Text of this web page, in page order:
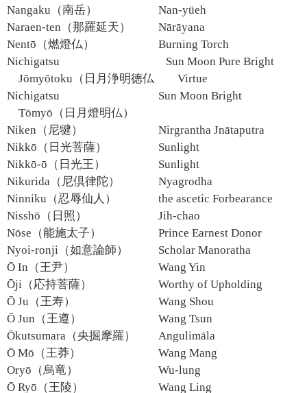
Nangaku（南岳）
Nan-yüeh
Naraen-ten（那羅延天）
Nārāyana
Nentō（燃燈仏）
Burning Torch
Nichigatsu
Jōmyōtoku（日月浄明徳仏）
Sun Moon Pure Bright
Virtue
Nichigatsu
Tōmyō（日月燈明仏）
Sun Moon Bright
Niken（尼犍）
Nirgrantha Jnātaputra
Nikkō（日光菩薩）
Sunlight
Nikkō-ō（日光王）
Sunlight
Nikurida（尼倶律陀）
Nyagrodha
Ninniku（忍辱仙人）
the ascetic Forbearance
Nisshō（日照）
Jih-chao
Nōse（能施太子）
Prince Earnest Donor
Nyoi-ronji（如意論師）
Scholar Manoratha
Ō In（王尹）
Wang Yin
Ōji（応持菩薩）
Worthy of Upholding
Ō Ju（王寿）
Wang Shou
Ō Jun（王遵）
Wang Tsun
Ōkutsumara（央掘摩羅）
Angulimāla
Ō Mō（王莽）
Wang Mang
Oryō（烏竜）
Wu-lung
Ō Ryō（王陵）
Wang Ling